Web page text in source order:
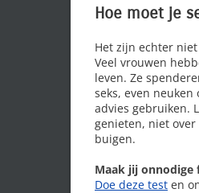
Hoe moet je
Het zijn echter
Veel vrouwen
leven. Ze
seks, even
advies gebruiken.
genieten, niet
buigen.
Maak jij onnodige
Doe deze test en